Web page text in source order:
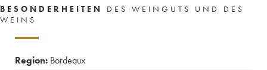
BESONDERHEITEN
DES WEINGUTS UND DES
WEINS
Region: Bordeaux